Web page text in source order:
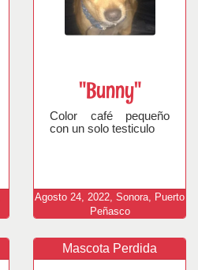
"Bunny"
Color café pequeño
con un solo testiculo
Agosto 24, 2022, Sonora, Puerto
Peñasco
Mascota Perdida